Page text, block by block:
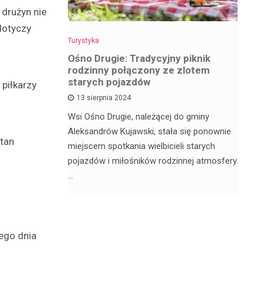
nie
dnia
Turystyka
Ośno Drugie: Tradycyjny piknik
rodzinny połączony ze zlotem
starych pojazdów
13 sierpnia 2024
Wsi Ośno Drugie, należącej do gminy
Aleksandrów Kujawski, stała się ponownie
miejscem spotkania wielbicieli starych
pojazdów i miłośników rodzinnej atmosfery.